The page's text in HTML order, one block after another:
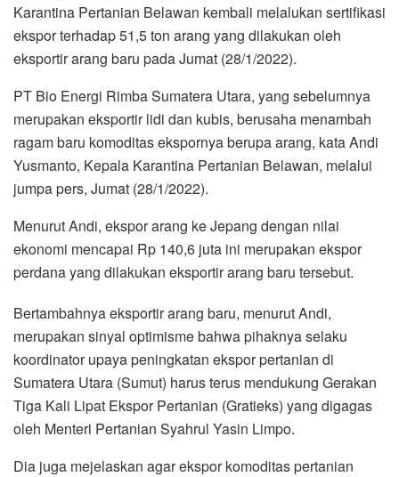
Karantina Pertanian Belawan kembali melalukan sertifikasi
ekspor terhadap 51,5 ton arang yang dilakukan oleh
eksportir arang baru pada Jumat (28/1/2022).
PT Bio Energi Rimba Sumatera Utara, yang sebelumnya
merupakan eksportir lidi dan kubis, berusaha menambah
ragam baru komoditas ekspornya berupa arang, kata Andi
Yusmanto, Kepala Karantina Pertanian Belawan, melalui
jumpa pers, Jumat (28/1/2022).
Menurut Andi, ekspor arang ke Jepang dengan nilai
ekonomi mencapai Rp 140,6 juta ini merupakan ekspor
perdana yang dilakukan eksportir arang baru tersebut.
Bertambahnya eksportir arang baru, menurut Andi,
merupakan sinyal optimisme bahwa pihaknya selaku
koordinator upaya peningkatan ekspor pertanian di
Sumatera Utara (Sumut) harus terus mendukung Gerakan
Tiga Kali Lipat Ekspor Pertanian (Gratieks) yang digagas
oleh Menteri Pertanian Syahrul Yasin Limpo.
Dia juga mejelaskan agar ekspor komoditas pertanian